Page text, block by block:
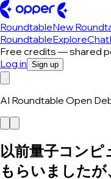
RoundtableNew
RoundtableExploreChat
Free credits — shared
Log in Sign up
AI Roundtable Open
以前量子コン
もらいました